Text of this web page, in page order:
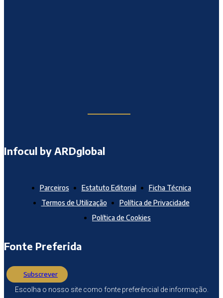
Infocul by ARDglobal
Parceiros Estatuto Editorial
Ficha Técnica
Termos de Utilização
Política de Privacidade
Política de Cookies
Fonte Preferida
Subscrever
Escolha o nosso site como fonte preferêncial de informação.